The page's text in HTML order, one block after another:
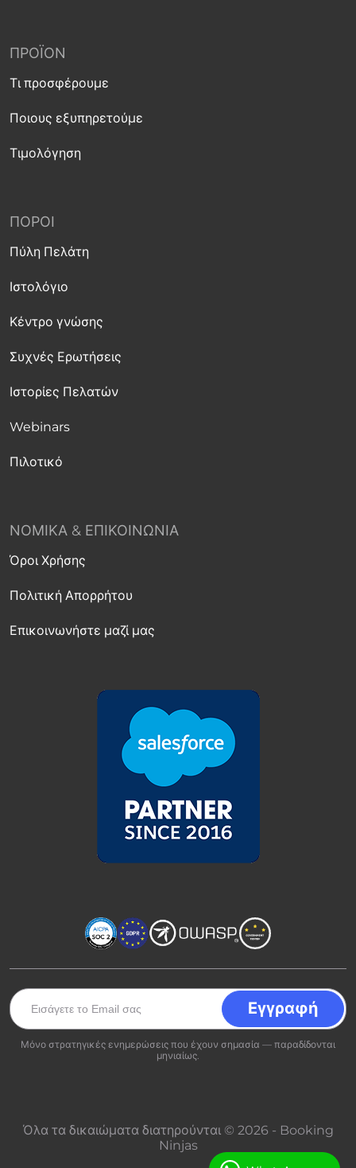
ΠΡΟΪΌΝ
Τι προσφέρουμε
Ποιους εξυπηρετούμε
Τιμολόγηση
ΠΌΡΟΙ
Πύλη Πελάτη
Ιστολόγιο
Κέντρο γνώσης
Συχνές Ερωτήσεις
Ιστορίες Πελατών
Webinars
Πιλοτικό
ΝΟΜΙΚΆ & ΕΠΙΚΟΙΝΩΝΊΑ
Όροι Χρήσης
Πολιτική Απορρήτου
Επικοινωνήστε μαζί μας
Μόνο στρατηγικές ενημερώσεις που έχουν σημασία — παραδίδονται
μηνιαίως.
Όλα τα δικαιώματα διατηρούνται © 2026 - Booking
Ninjas